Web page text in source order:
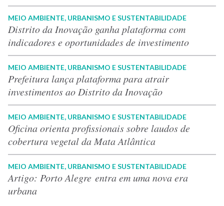
MEIO AMBIENTE, URBANISMO E SUSTENTABILIDADE
Distrito da Inovação ganha plataforma com
indicadores e oportunidades de investimento
MEIO AMBIENTE, URBANISMO E SUSTENTABILIDADE
Prefeitura lança plataforma para atrair
investimentos ao Distrito da Inovação
MEIO AMBIENTE, URBANISMO E SUSTENTABILIDADE
Oficina orienta profissionais sobre laudos de
cobertura vegetal da Mata Atlântica
MEIO AMBIENTE, URBANISMO E SUSTENTABILIDADE
Artigo: Porto Alegre entra em uma nova era
urbana